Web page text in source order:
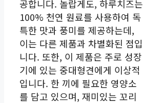
공합니다. 놀랍게도, 하루치즈는
100% 천연 원료를 사용하여 독
특한 맛과 풍미를 제공하는데,
이는 다른 제품과 차별화된 점입
니다. 또한, 이 제품은 주로 성장
기에 있는 중대형견에게 이상적
입니다. 한 끼에 필요한 영양소
를 담고 있으며, 재미있는 꼬리